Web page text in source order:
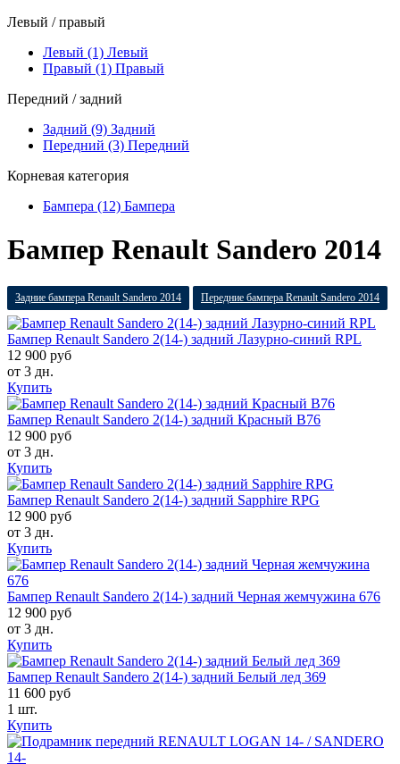
Левый / правый
Левый (1) Левый
Правый (1) Правый
Передний / задний
Задний (9) Задний
Передний (3) Передний
Корневая категория
Бампера (12) Бампера
Бампер Renault Sandero 2014
Задние бампера Renault Sandero 2014 Передние бампера Renault Sandero 2014
Бампер Renault Sandero 2(14-) задний Лазурно-синий RPL
12 900 руб
от 3 дн.
Купить
Бампер Renault Sandero 2(14-) задний Красный B76
12 900 руб
от 3 дн.
Купить
Бампер Renault Sandero 2(14-) задний Sapphire RPG
12 900 руб
от 3 дн.
Купить
Бампер Renault Sandero 2(14-) задний Черная жемчужина 676
12 900 руб
от 3 дн.
Купить
Бампер Renault Sandero 2(14-) задний Белый лед 369
11 600 руб
1 шт.
Купить